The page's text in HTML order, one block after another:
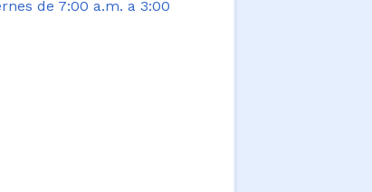
de 7:00 a.m. a 3:00